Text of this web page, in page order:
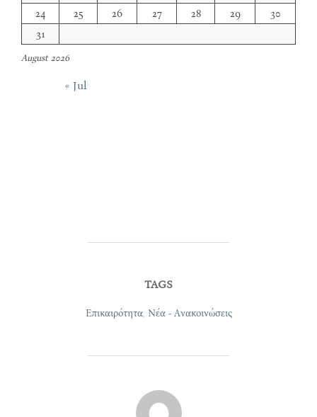
August 2026
24
25 26 27 28 29
30
31
« Jul
TAGS
Επικαιρότητα, Νέα - Ανακοινώσεις
POST AUTHOR